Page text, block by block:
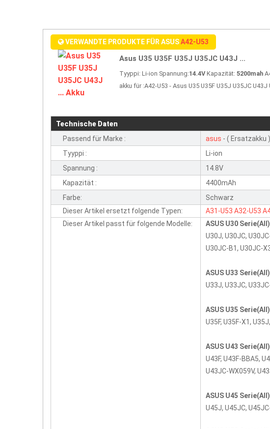
VERWANDTE PRODUKTE FÜR ASUSA42-U53
Asus U35 U35F U35J U35JC U43J ...
Tyyppi: Li-ion Spannung:14.4VKapazität: 5200mah
akku für :A42-U53 - Asus U35 U35F U35J U35JC U43J
Technische Daten
Passend für Marke :
asus - ( Ersatzakku )
Tyyppi :
Li-ion
Spannung :
14.8V
Kapazität :
4400mAh
Farbe:
Schwarz
Dieser Artikel ersetzt folgende Typen:
A31-U53 A32-U53
Dieser Artikel passt für folgende Modelle:
ASUS U30 Serie(All)
U30J, U30JC,
U30JC-B1, U30JC-
ASUS U33 Serie(All)
U33J, U33JC,
ASUS U35 Serie(All)
U35F, U35F-X1,
ASUS U43 Serie(All)
U43F, U43F-BBA5,
U43JC-WX059V,
ASUS U45 Serie(All)
U45J, U45JC,